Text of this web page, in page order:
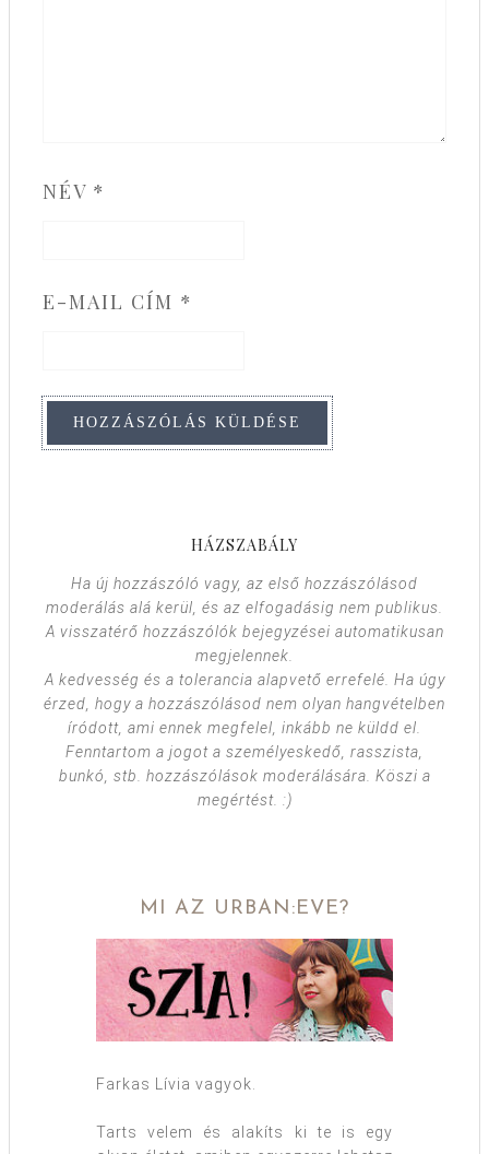
NÉV *
E-MAIL CÍM *
HÁZSZABÁLY
Ha új hozzászóló vagy, az első hozzászólásod
moderálás alá kerül, és az elfogadásig nem publikus.
A visszatérő hozzászólók bejegyzései automatikusan
megjelennek.
A kedvesség és a tolerancia alapvető errefelé. Ha úgy
érzed, hogy a hozzászólásod nem olyan hangvételben
íródott, ami ennek megfelel, inkább ne küldd el.
Fenntartom a jogot a személyeskedő, rasszista,
bunkó, stb. hozzászólások moderálására. Köszi a
megértést. :)
MI AZ URBAN:EVE?
Farkas Lívia vagyok.
Tarts velem és alakíts ki te is egy